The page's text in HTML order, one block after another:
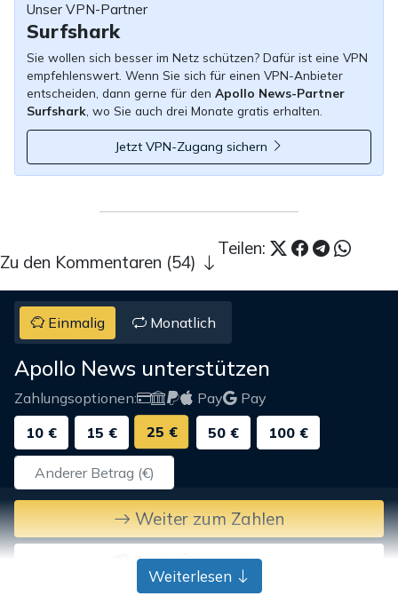
Unser VPN-Partner
Surfshark
Sie wollen sich besser im Netz schützen? Dafür ist eine VPN
empfehlenswert. Wenn Sie sich für einen VPN-Anbieter
entscheiden, dann gerne für den Apollo News-Partner
Surfshark, wo Sie auch drei Monate gratis erhalten.
Jetzt VPN-Zugang sichern
Teilen:
Zu den Kommentaren (54)
Einmalig Monatlich
Apollo News unterstützen
Zahlungsoptionen: Pay
Pay
10 €
15 € 25 € 50 € 100 €
Weiter zum Zahlen
Bank-Überweisung
Weiterlesen